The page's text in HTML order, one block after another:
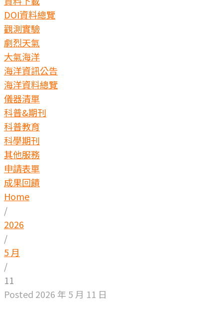
DOI資料總覽
觀測實驗
劇烈天氣
大氣海洋
海洋資訊公告
海洋資料總覽
儀器清單
科普&期刊
科普教育
科學期刊
其他服務
申請表單
成果回饋
Home
/
2026
/
5 月
/
11
Posted 2026 年 5 月 11 日